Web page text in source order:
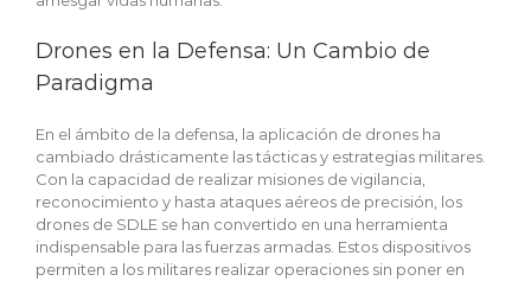
Drones en la Defensa: Un Cambio de
Paradigma
En el ámbito de la defensa, la aplicación de drones ha
cambiado drásticamente las tácticas y estrategias militares.
Con la capacidad de realizar misiones de vigilancia,
reconocimiento y hasta ataques aéreos de precisión, los
drones de SDLE se han convertido en una herramienta
indispensable para las fuerzas armadas. Estos dispositivos
permiten a los militares realizar operaciones sin poner en